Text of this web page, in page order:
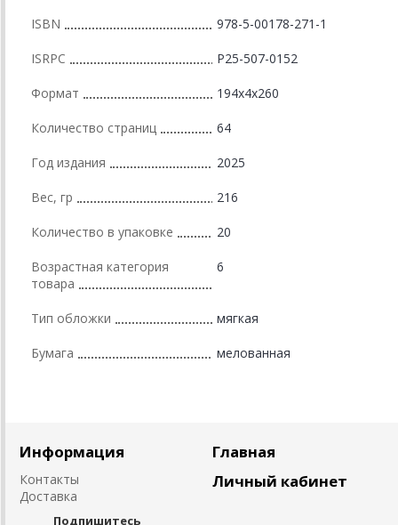
ISBN 978-5-00178-271-1
ISRPC Р25-507-0152
Формат 194x4x260
Количество страниц 64
Год издания 2025
Вес, гр 216
Количество в упаковке 20
Возрастная категория
товара
6
Тип обложки мягкая
Бумага мелованная
Информация
Контакты
Доставка
Главная
Личный кабинет
Подпишитесь